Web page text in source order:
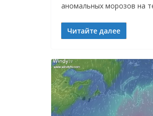
аномальных морозов на
Читайте далее